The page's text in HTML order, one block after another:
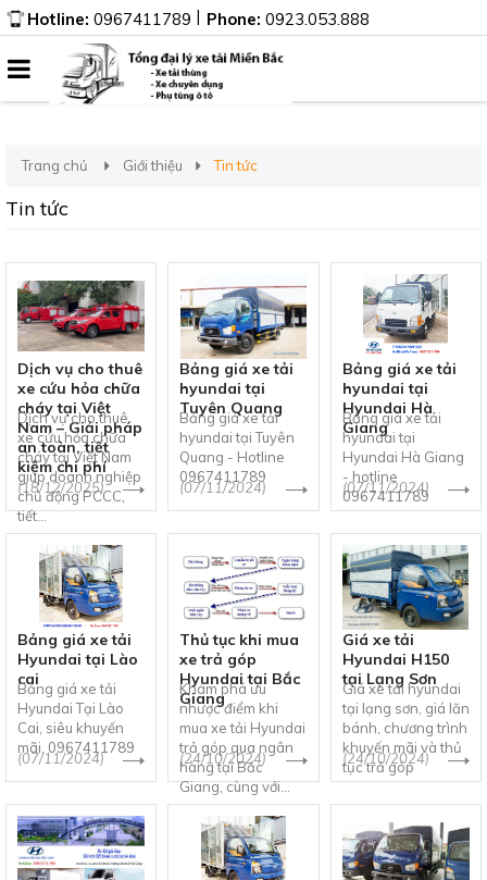
Hotline: 0967411789 | Phone: 0923.053.888
Trang chủ Giới thiệu Tin tức
Tin tức
Dịch vụ cho thuê
xe cứu hỏa chữa
cháy tại Việt
Nam – Giải pháp
an toàn, tiết
kiệm chi phí
Dịch vụ cho thuê
xe cứu hỏa chữa
cháy tại Việt Nam
giúp doanh nghiệp
chủ động PCCC,
tiết...
(18/12/2025)
Bảng giá xe tải
hyundai tại
Tuyên Quang
Bảng giá xe tải
hyundai tại Tuyên
Quang - Hotline
0967411789
(07/11/2024)
Bảng giá xe tải
hyundai tại
Hyundai Hà
Giang
Bảng giá xe tải
hyundai tại
Hyundai Hà Giang
- hotline
0967411789
(07/11/2024)
Bảng giá xe tải
Hyundai tại Lào
cai
Bảng giá xe tải
Hyundai Tại Lào
Cai, siêu khuyến
mãi, 0967411789
(07/11/2024)
Thủ tục khi mua
xe trả góp
Hyundai tại Bắc
Giang
Khám phá ưu
nhược điểm khi
mua xe tải Hyundai
trả góp qua ngân
hàng tại Bắc
Giang, cùng với...
(24/10/2024)
Giá xe tải
Hyundai H150
tại Lạng Sơn
Giá xe tải hyundai
tại lạng sơn, giá lăn
bánh, chương trình
khuyến mãi và thủ
tục trả góp
(24/10/2024)